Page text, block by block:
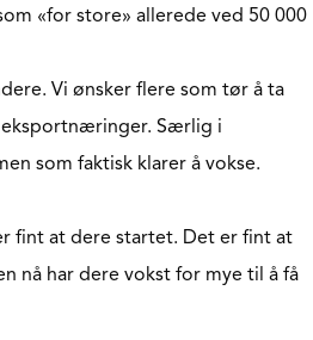
«for store» allerede ved 50 000
Vi ønsker flere som tør å ta
eksportnæringer. Særlig i
som faktisk klarer å vokse.
fint at dere startet. Det er fint at
nå har dere vokst for mye til å få